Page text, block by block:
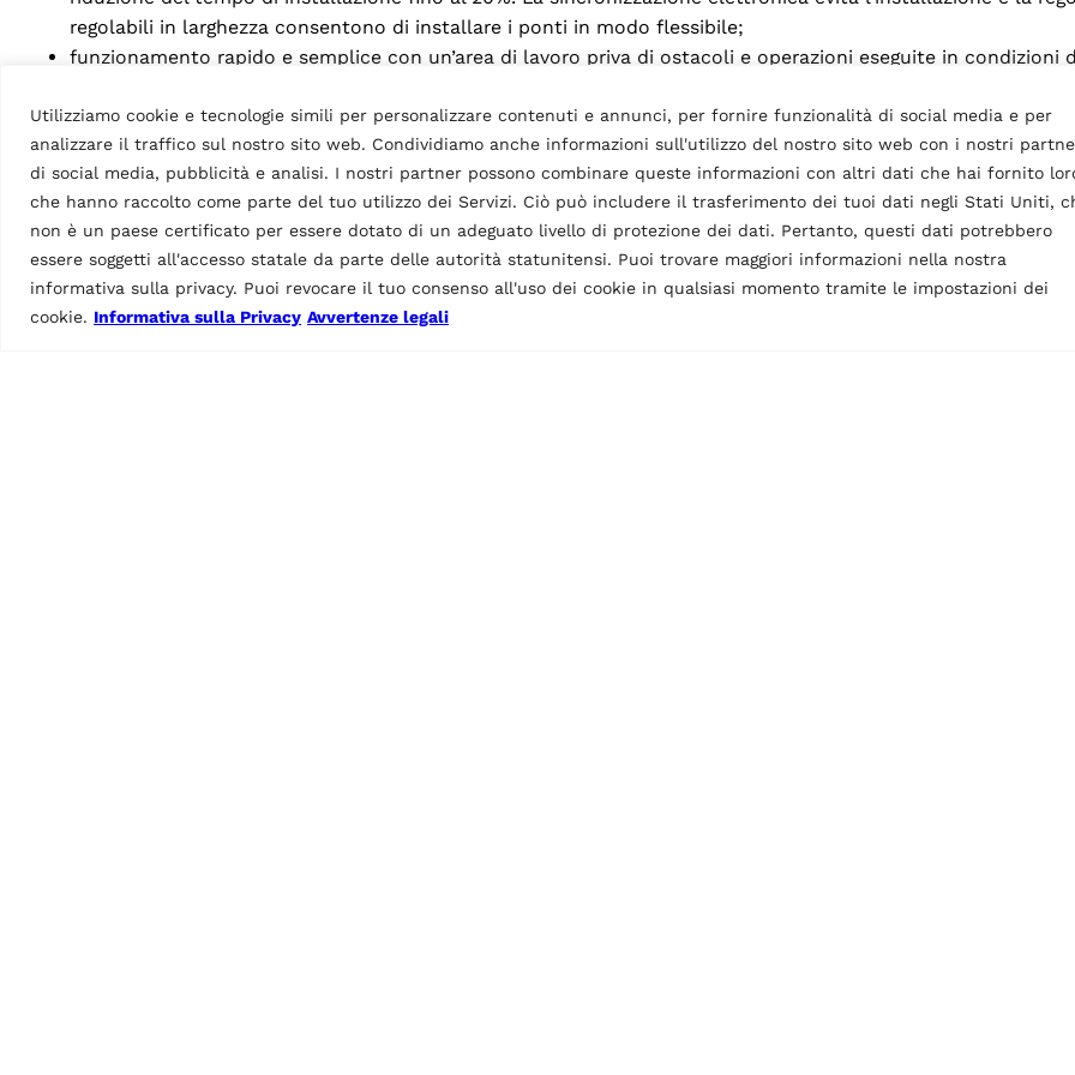
Utilizziamo cookie e tecnologie simili per personalizzare contenuti e annunci, per fornire funzionalità di social media e per
analizzare il traffico sul nostro sito web. Condividiamo anche informazioni sull'utilizzo del nostro sito web con i nostri
di social media, pubblicità e analisi. I nostri partner possono combinare queste informazioni con altri dati che hai fornito
che hanno raccolto come parte del tuo utilizzo dei Servizi. Ciò può includere il trasferimento dei tuoi dati negli Stati Uniti,
non è un paese certificato per essere dotato di un adeguato livello di protezione dei dati. Pertanto, questi dati potrebbero
essere soggetti all'accesso statale da parte delle autorità statunitensi. Puoi trovare maggiori informazioni nella nostra
informativa sulla privacy. Puoi revocare il tuo consenso all'uso dei cookie in qualsiasi momento tramite le impostazioni dei
cookie. Informativa sulla Privacy Avvertenze legali
regolabili in larghezza consentono di installare i ponti in modo flessibile;
funzionamento rapido e semplice con un’area di lavoro priva di ostacoli e operazioni eseguite in condizioni
sui componenti critici per la sicurezza;
componenti di alta qualità che garantiscono una sicurezza e qualità nel tempo;
modulo integratoTEq-Linkper la connettività in officina che consente il monitoraggio remoto dei cicli di
altro ancora. (Applicabile a modelli selezionati)
Un design al passo con i tempi